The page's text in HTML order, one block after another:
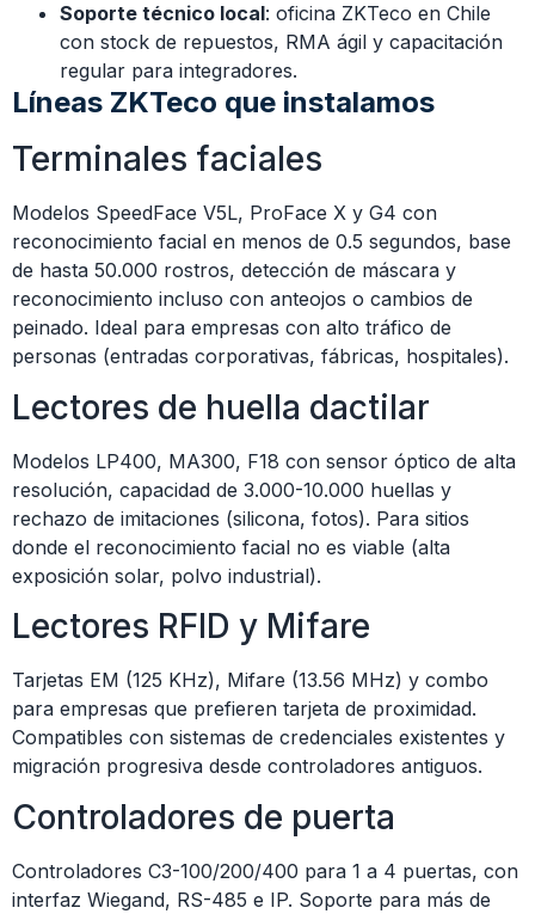
Soporte técnico local: oficina ZKTeco en Chile
con stock de repuestos, RMA ágil y capacitación
regular para integradores.
Líneas ZKTeco que instalamos
Terminales faciales
Modelos SpeedFace V5L, ProFace X y G4 con
reconocimiento facial en menos de 0.5 segundos, base
de hasta 50.000 rostros, detección de máscara y
reconocimiento incluso con anteojos o cambios de
peinado. Ideal para empresas con alto tráfico de
personas (entradas corporativas, fábricas, hospitales).
Lectores de huella dactilar
Modelos LP400, MA300, F18 con sensor óptico de alta
resolución, capacidad de 3.000-10.000 huellas y
rechazo de imitaciones (silicona, fotos). Para sitios
donde el reconocimiento facial no es viable (alta
exposición solar, polvo industrial).
Lectores RFID y Mifare
Tarjetas EM (125 KHz), Mifare (13.56 MHz) y combo
para empresas que prefieren tarjeta de proximidad.
Compatibles con sistemas de credenciales existentes y
migración progresiva desde controladores antiguos.
Controladores de puerta
Controladores C3-100/200/400 para 1 a 4 puertas, con
interfaz Wiegand, RS-485 e IP. Soporte para más de